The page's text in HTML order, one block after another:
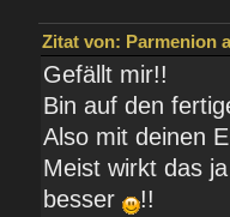
Zitat von: Parmenion
Gefällt mir!!
Bin auf den
Also mit deinen
Meist wirkt das
besser
!!